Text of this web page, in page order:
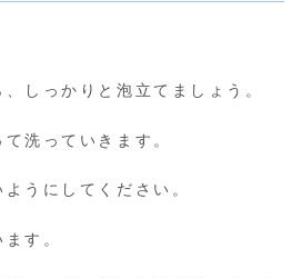
しっかりと泡立てましょう。
洗っていきます。
うにしてください。
す。